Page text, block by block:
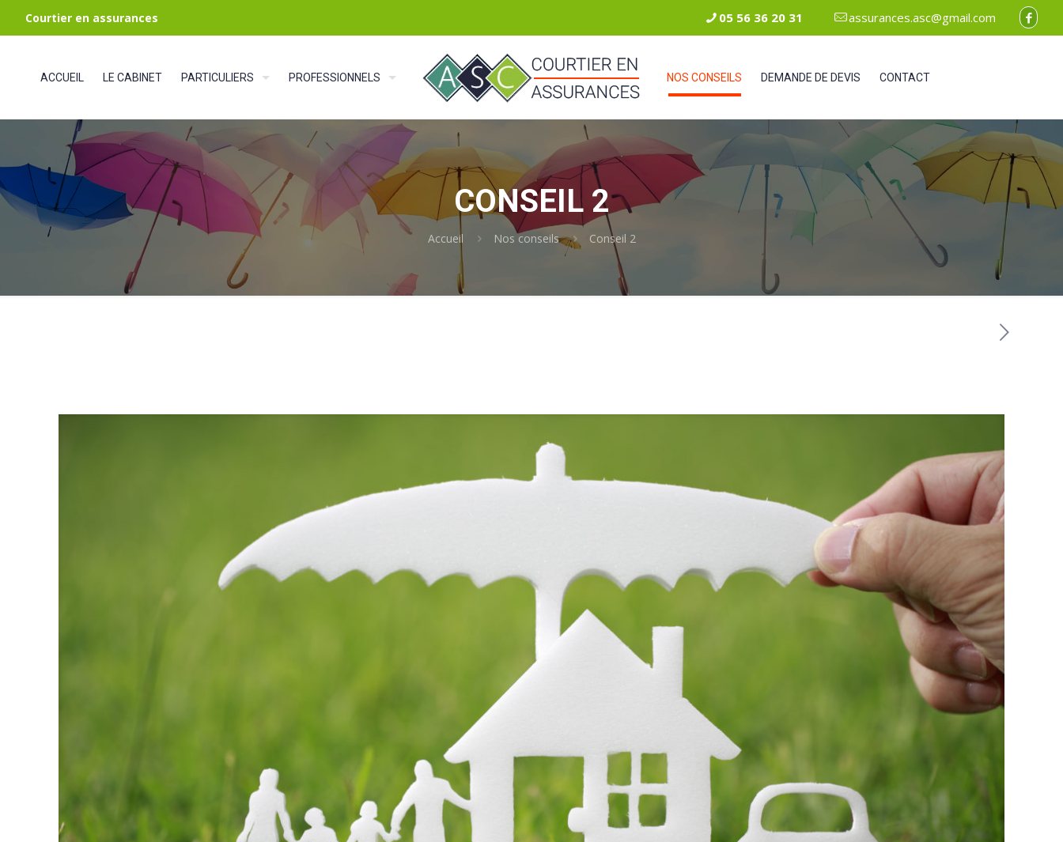
Courtier en assurances 05 56 36 20 31 assurances.asc@gmail.com
ACCUEIL LE CABINET PARTICULIERS PROFESSIONNELS NOS CONSEILS DEMANDE DE DEVIS CONTACT
CONSEIL 2
Accueil Nos conseils Conseil 2